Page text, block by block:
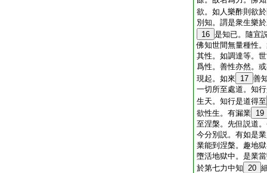
欲。如人樂酢則欲
別知。謂是衆生樂
16 是知已。隨宜
佛知世間無量種性
其性。如調達等。
爲性。善性亦然。
現起。如來
17 善
一切所至處道。知
生天。知行是道得至
欲性生。有漏業 19
至涅槃。先但説道
今分別説。有如是
業能到涅槃。趣地
墮活地獄中。是業
於第七力中知 20